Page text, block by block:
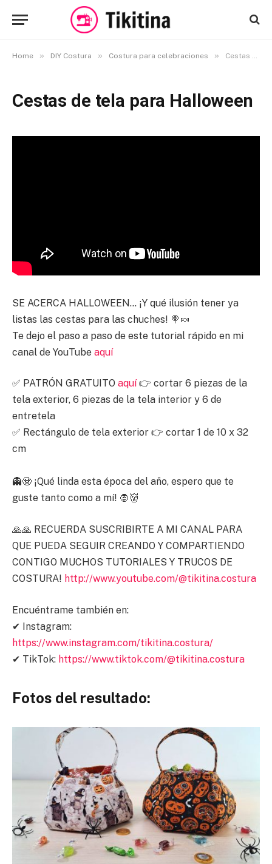
Home » DIY Costura » Costura para celebraciones » Cestas de tela para Halloween
Cestas de tela para Halloween
SE ACERCA HALLOWEEN… ¡Y qué ilusión tener ya
listas las cestas para las chuches! 🍭🍬
Te dejo el paso a paso de este tutorial rápido en mi
canal de YouTube aquí
✅ PATRÓN GRATUITO aquí👉 cortar 6 piezas de la
tela exterior, 6 piezas de la tela interior y 6 de
entretela
✅ Rectángulo de tela exterior 👉 cortar 1 de 10 x 32
cm
👻🧟 ¡Qué linda esta época del año, espero que te
guste tanto como a mí! 🧛👹
🙏🙏 RECUERDA SUSCRIBIRTE A MI CANAL PARA
QUE PUEDA SEGUIR CREANDO Y COMPARTIENDO
CONTIGO MUCHOS TUTORIALES Y TRUCOS DE
COSTURA! http://www.youtube.com/@tikitina.costura
Encuéntrame también en:
✔ Instagram:
https://www.instagram.com/tikitina.costura/
✔ TikTok: https://www.tiktok.com/@tikitina.costura
Fotos del resultado: